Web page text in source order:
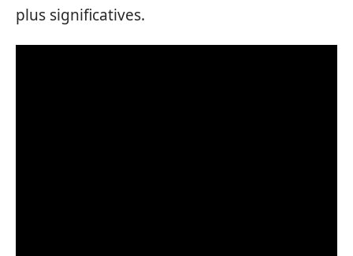
plus significatives.